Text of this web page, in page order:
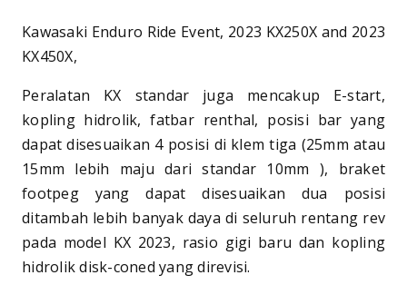
Kawasaki Enduro Ride Event, 2023 KX250X and 2023
KX450X,
Peralatan KX standar juga mencakup E-start,
kopling hidrolik, fatbar renthal, posisi bar yang
dapat disesuaikan 4 posisi di klem tiga (25mm atau
15mm lebih maju dari standar 10mm ), braket
footpeg yang dapat disesuaikan dua posisi
ditambah lebih banyak daya di seluruh rentang rev
pada model KX 2023, rasio gigi baru dan kopling
hidrolik disk-coned yang direvisi.